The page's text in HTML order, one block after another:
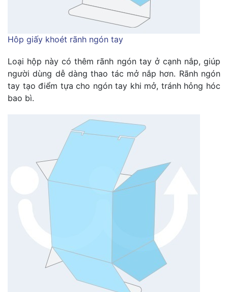
Hôp giấy khoét rãnh ngón tay
Loại hộp này có thêm rãnh ngón tay ở cạnh nắp, giúp
người dùng dễ dàng thao tác mở nắp hơn. Rãnh ngón
tay tạo điểm tựa cho ngón tay khi mở, tránh hỏng hóc
bao bì.